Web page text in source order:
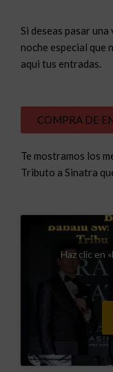
Si deseas pasar
noche especial que
aqui tus entradas.
COMPRA DE
Te mostramos los
Tributo a Sinatra
Haz clic en